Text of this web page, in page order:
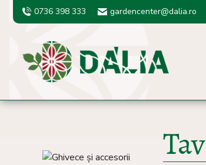
0736 398 333 gardencenter@dalia.ro